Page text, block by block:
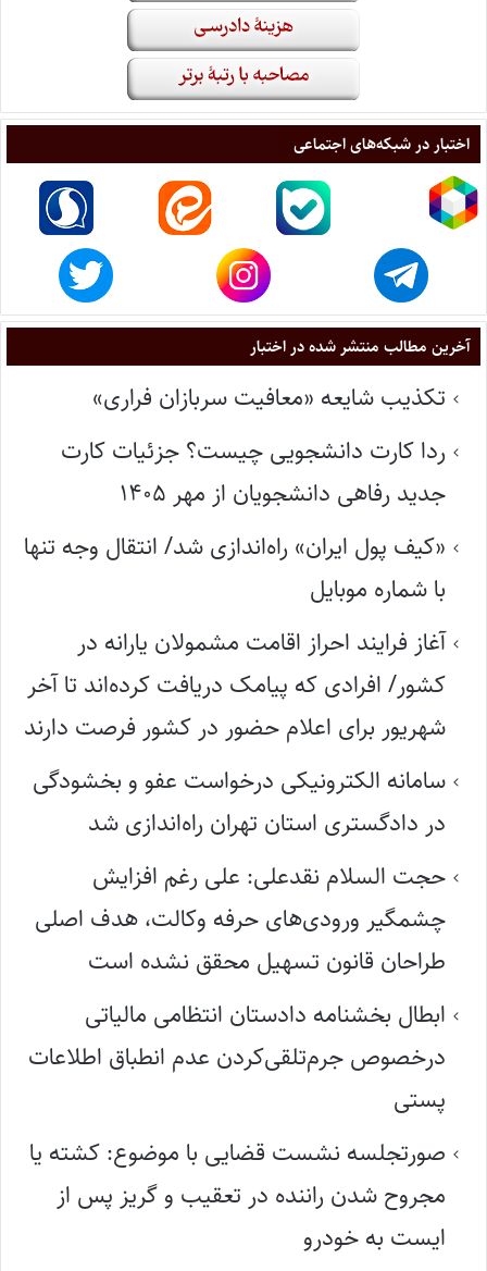
اختبار در شبکه‌های اجتماعی
آخرین مطالب منتشر شده در اختبار
تکذیب شایعه «معافیت سربازان فراری»
ردا کارت دانشجویی چیست؟ جزئیات کارت
جدید رفاهی دانشجویان از مهر ۱۴۰۵
«کیف پول ایران» راه‌اندازی شد/ انتقال وجه تنها
با شماره موبایل
آغاز فرایند احراز اقامت مشمولان یارانه در
کشور/ افرادی که پیامک دریافت کرده‌اند تا آخر
شهریور برای اعلام حضور در کشور فرصت دارند
سامانه الکترونیکی درخواست عفو و بخشودگی
در دادگستری استان تهران راه‌اندازی شد
حجت السلام نقدعلی: علی رغم افزایش
چشمگیر ورودی‌های حرفه وکالت، هدف اصلی
طراحان قانون تسهیل محقق نشده است
ابطال بخشنامه دادستان انتظامی مالیاتی
درخصوص جرم‌تلقی‌کردن عدم انطباق اطلاعات
پستی
صورتجلسه نشست قضایی با موضوع: کشته یا
مجروح شدن راننده در تعقیب و گریز پس از
ایست به خودرو